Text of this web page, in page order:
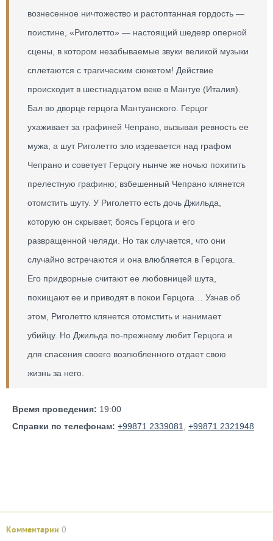
вознесенное ничтожество и растоптанная гордость —
поистине, «Риголетто» — настоящий шедевр оперной
сцены, в котором незабываемые звуки великой музыки
сплетаются с трагическим сюжетом! Действие
происходит в шестнадцатом веке в Мантуе (Италия).
Бал во дворце герцога Мантуанского. Герцог
ухаживает за графиней Чепрано, вызывая ревность ее
мужа, а шут Риголетто зло издевается над графом
Чепрано и советует Герцогу нынче же ночью похитить
прелестную графиню; взбешенный Чепрано клянется
отомстить шуту. У Риголетто есть дочь Джильда,
которую он скрывает, боясь Герцога и его
развращенной челяди. Но так случается, что они
случайно встречаются и она влюбляется в Герцога.
Его придворные считают ее любовницей шута,
похищают ее и приводят в покои Герцога… Узнав об
этом, Риголетто клянется отомстить и нанимает
убийцу. Но Джильда по-прежнему любит Герцога и
для спасения своего возлюбленного отдает свою
жизнь за него.
Время проведения: 19:00
Справки по телефонам: +99871 2339081 +99871 2321948
Комментарии 0